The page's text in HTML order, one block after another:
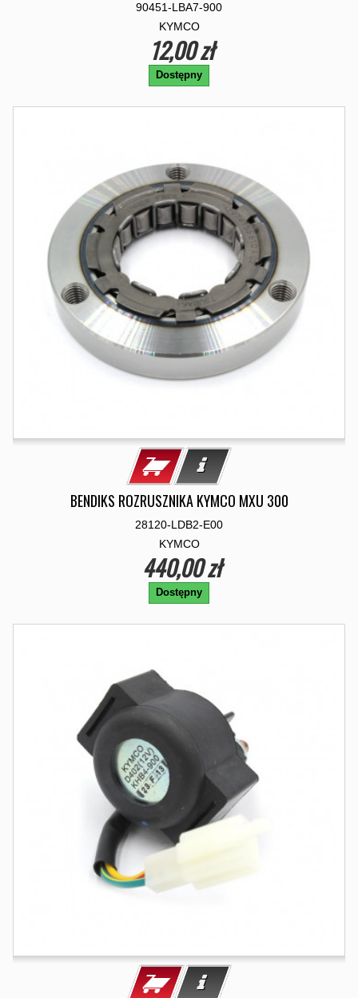
90451-LBA7-900
KYMCO
12,00 zł
Dostępny
BENDIKS ROZRUSZNIKA KYMCO MXU 300
28120-LDB2-E00
KYMCO
440,00 zł
Dostępny